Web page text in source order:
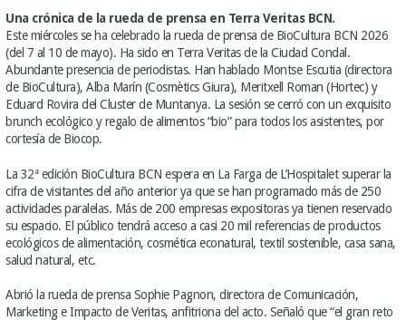
Una crónica de la rueda de prensa en Terra Veritas BCN.
Este miércoles se ha celebrado la rueda de prensa de BioCultura BCN 2026
(del 7 al 10 de mayo). Ha sido en Terra Veritas de la Ciudad Condal.
Abundante presencia de periodistas. Han hablado Montse Escutia (directora
de BioCultura), Alba Marín (Cosmètics Giura), Meritxell Roman (Hortec) y
Eduard Rovira del Cluster de Muntanya. La sesión se cerró con un exquisito
brunch ecológico y regalo de alimentos “bio” para todos los asistentes, por
cortesía de Biocop.
La 32ª edición BioCultura BCN espera en La Farga de L’Hospitalet superar la
cifra de visitantes del año anterior ya que se han programado más de 250
actividades paralelas. Más de 200 empresas expositoras ya tienen reservado
su espacio. El público tendrá acceso a casi 20 mil referencias de productos
ecológicos de alimentación, cosmética econatural, textil sostenible, casa sana,
salud natural, etc.
Abrió la rueda de prensa Sophie Pagnon, directora de Comunicación,
Marketing e Impacto de Veritas, anfitriona del acto. Señaló que “el gran reto